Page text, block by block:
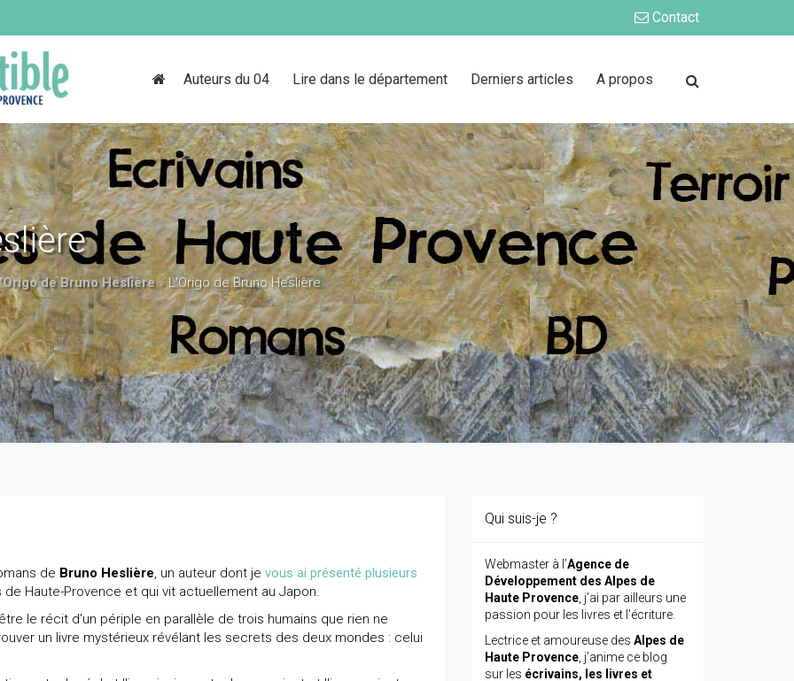
Contact
Auteurs du 04 Lire dans le département Derniers articles A propos
de Bruno Heslière»L'Origo de Bruno Heslière
de Bruno Heslière, un auteur dont je vous ai présenté plusieurs
Haute-Provence et qui vit actuellement au Japon.
le récit d'un périple en parallèle de trois humains que rien ne
un livre mystérieux révélant les secrets des deux mondes : celui
Qui suis-je ?
Webmaster à l’Agence de
Développement des Alpes de
Haute Provence, j’ai par ailleurs une
passion pour les livres et l’écriture.
Lectrice et amoureuse des Alpes de
Haute Provence, j’anime ce blog
sur les écrivains, les livres et